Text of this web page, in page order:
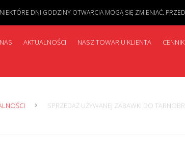
AKTUALNOŚCI NASZ TOWAR U KLIENTA CENNIK
SPRZEDAŻ UŻYWANEJ ZABAWKI DO
DNI GODZINY OTWARCIA MOGĄ SIĘ ZMIENIAĆ. PRZED